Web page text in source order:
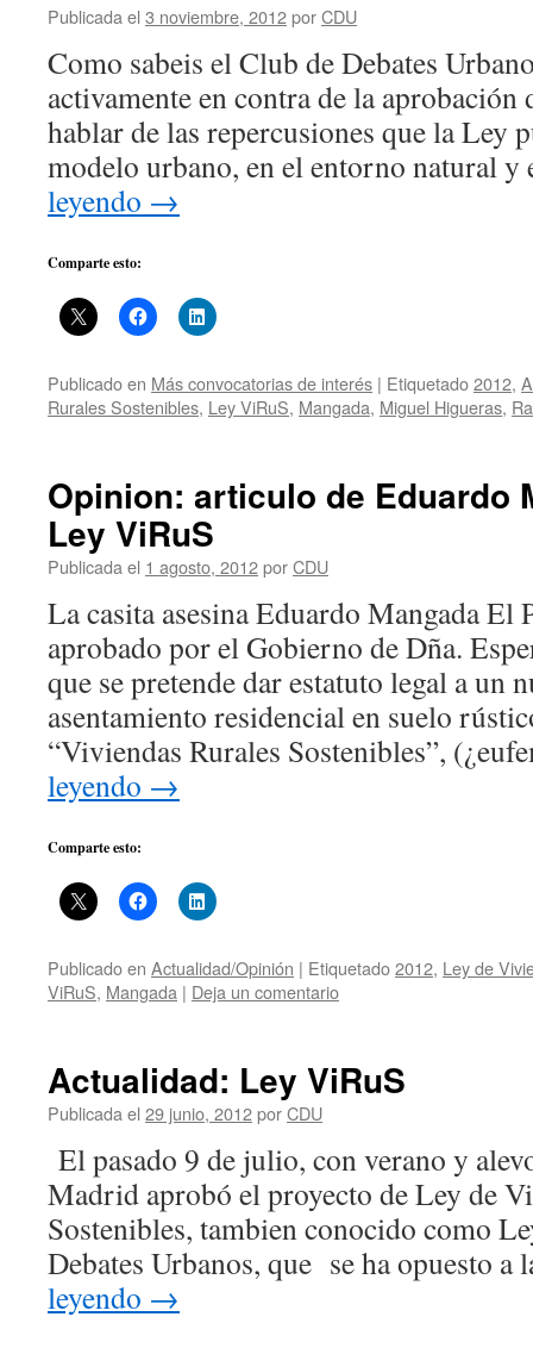
Publicada el 3 noviembre, 2012porCDU
Como sabeis el Club de Debates
activamente en contra de la
hablar de las repercusiones que la Ley
modelo urbano, en el entorno natural
leyendo →
Comparte esto:
Publicado en Más convocatorias de interés | Etiquetado2012,
Rurales Sostenibles, Ley ViRuS, Mangada, Miguel Higueras,
Opinion: articulo de Eduardo
Ley ViRuS
Publicada el 1 agosto, 2012porCDU
La casita asesina Eduardo Mangada El
aprobado por el Gobierno de Dña.
que se pretende dar estatuto legal a un
asentamiento residencial en suelo
“Viviendas Rurales Sostenibles”,
leyendo →
Comparte esto:
Publicado en Actualidad/Opinión | Etiquetado2012, Ley de
ViRuS, Mangada | Deja un comentario
Actualidad: Ley ViRuS
Publicada el 29 junio, 2012porCDU
El pasado 9 de julio, con verano y
Madrid aprobó el proyecto de Ley de
Sostenibles, tambien conocido como
Debates Urbanos, que se ha opuesto
leyendo →